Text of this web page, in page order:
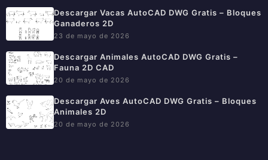
Descargar Vacas AutoCAD DWG Gratis – Bloques
Ganaderos 2D
23 de mayo de 2026
Descargar Animales AutoCAD DWG Gratis –
Fauna 2D CAD
20 de mayo de 2026
Descargar Aves AutoCAD DWG Gratis – Bloques
Animales 2D
20 de mayo de 2026